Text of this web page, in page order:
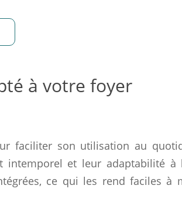
à votre foyer
faciliter son utilisation au
intemporel et leur adaptabilité à
ce qui les rend faciles à